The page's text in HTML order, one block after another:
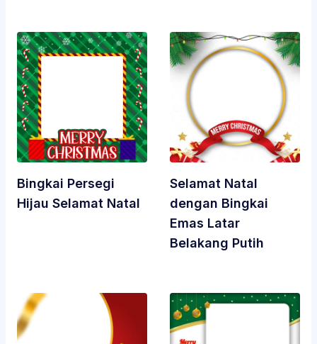
Bingkai Persegi
Hijau Selamat Natal
Selamat Natal
dengan Bingkai
Emas Latar
Belakang Putih